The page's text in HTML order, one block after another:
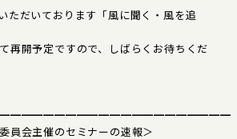
ただいております「風に聞く・風を追
再開予定ですので、しばらくお待ちくだ
員会主催のセミナーの速報＞